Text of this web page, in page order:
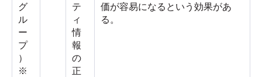
グ
ル
ー
プ
）
※
テ
ィ
情
報
の
正
価が容易になるという効果があ
る。